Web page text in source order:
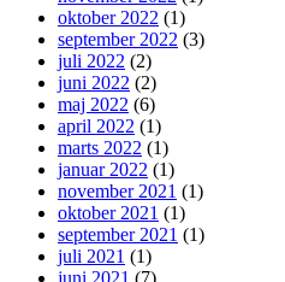
oktober 2022 (1)
september 2022 (3)
juli 2022 (2)
juni 2022 (2)
maj 2022 (6)
april 2022 (1)
marts 2022 (1)
januar 2022 (1)
november 2021 (1)
oktober 2021 (1)
september 2021 (1)
juli 2021 (1)
juni 2021 (7)